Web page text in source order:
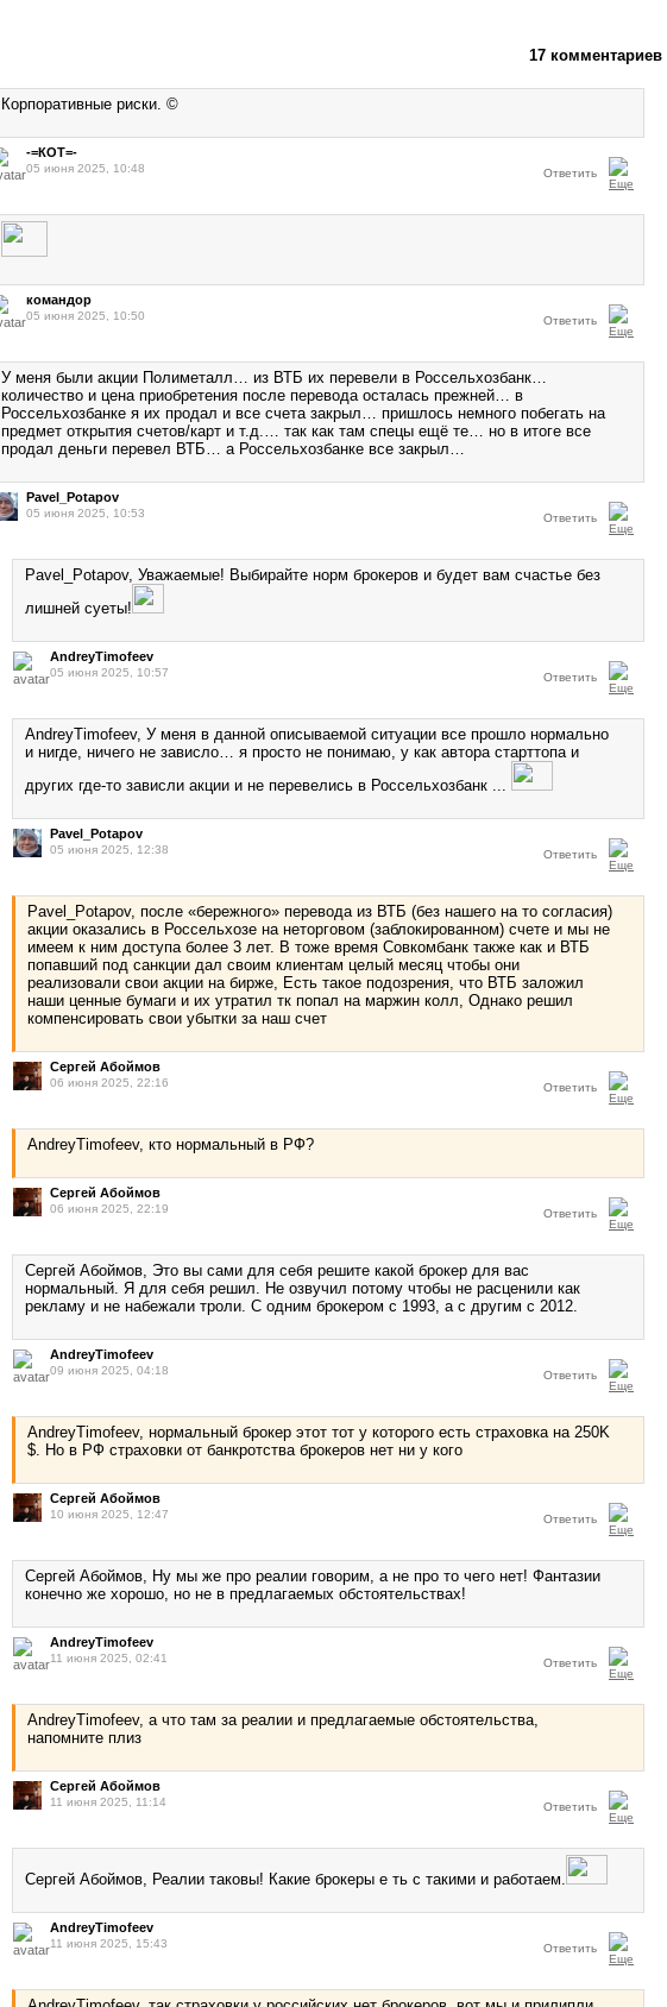
17 комментариев
Корпоративные риски. ©
-=КОТ=-
05 июня 2025, 10:48 Ответить
командор
05 июня 2025, 10:50 Ответить
У меня были акции Полиметалл… из ВТБ их перевели в Россельхозбанк…
количество и цена приобретения после перевода осталась прежней… в
Россельхозбанке я их продал и все счета закрыл… пришлось немного побегать на
предмет открытия счетов/карт и т.д.… так как там спецы ещё те… но в итоге все
продал деньги перевел ВТБ… а Россельхозбанке все закрыл…
Pavel_Potapov
05 июня 2025, 10:53 Ответить
Pavel_Potapov, Уважаемые! Выбирайте норм брокеров и будет вам счастье без
лишней суеты!
AndreyTimofeev
05 июня 2025, 10:57 Ответить
AndreyTimofeev, У меня в данной описываемой ситуации все прошло нормально
и нигде, ничего не зависло… я просто не понимаю, у как автора старттопа и
других где-то зависли акции и не перевелись в Россельхозбанк ...
Pavel_Potapov
05 июня 2025, 12:38 Ответить
Pavel_Potapov, после «бережного» перевода из ВТБ (без нашего на то согласия)
акции оказались в Россельхозе на неторговом (заблокированном) счете и мы не
имеем к ним доступа более 3 лет. В тоже время Совкомбанк также как и ВТБ
попавший под санкции дал своим клиентам целый месяц чтобы они
реализовали свои акции на бирже, Есть такое подозрения, что ВТБ заложил
наши ценные бумаги и их утратил тк попал на маржин колл, Однако решил
компенсировать свои убытки за наш счет
Сергей Абоймов
06 июня 2025, 22:16 Ответить
AndreyTimofeev, кто нормальный в РФ?
Сергей Абоймов
06 июня 2025, 22:19 Ответить
Сергей Абоймов, Это вы сами для себя решите какой брокер для вас
нормальный. Я для себя решил. Не озвучил потому чтобы не расценили как
рекламу и не набежали троли. С одним брокером с 1993, а с другим с 2012.
AndreyTimofeev
09 июня 2025, 04:18 Ответить
AndreyTimofeev, нормальный брокер этот тот у которого есть страховка на 250K
$. Но в РФ страховки от банкротства брокеров нет ни у кого
Сергей Абоймов
10 июня 2025, 12:47 Ответить
Сергей Абоймов, Ну мы же про реалии говорим, а не про то чего нет! Фантазии
конечно же хорошо, но не в предлагаемых обстоятельствах!
AndreyTimofeev
11 июня 2025, 02:41 Ответить
AndreyTimofeev, а что там за реалии и предлагаемые обстоятельства,
напомните плиз
Сергей Абоймов
11 июня 2025, 11:14 Ответить
Сергей Абоймов, Реалии таковы! Какие брокеры е ть с такими и работаем.
AndreyTimofeev
11 июня 2025, 15:43 Ответить